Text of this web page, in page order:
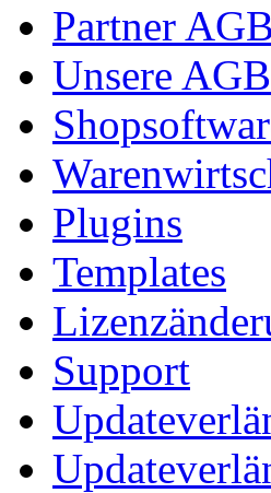
Partner AGB
Unsere AGB
Plugins
Templates
Support